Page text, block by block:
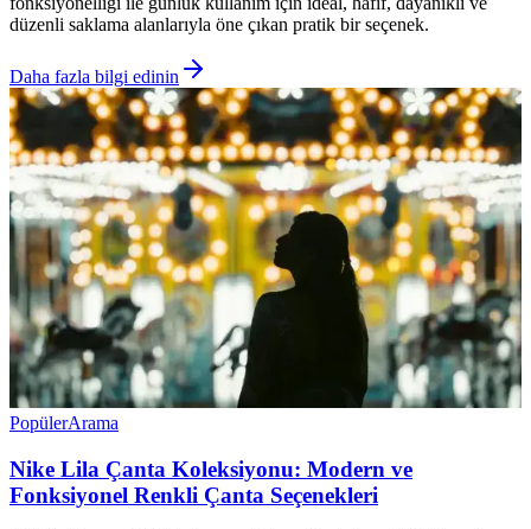
düzenli saklama alanlarıyla öne çıkan pratik bir seçenek.
Daha fazla bilgi edinin
PopülerArama
Nike Lila Çanta Koleksiyonu: Modern ve
Fonksiyonel Renkli Çanta Seçenekleri